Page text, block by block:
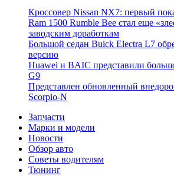
Кроссовер Nissan NX7: первый
Ram 1500 Rumble Bee стал еще
заводским доработкам
Большой седан Buick Electra L7
версию
Huawei и BAIC представили
G9
Представлен обновленный
Scorpio-N
Запчасти
Марки и модели
Новости
Обзор авто
Советы водителям
Тюнинг